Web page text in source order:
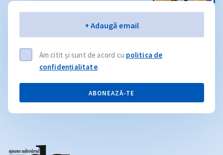
+ Adaugă email
Am citit și sunt de acord cu politica de
confidențialitate.
ABONEAZĂ-TE